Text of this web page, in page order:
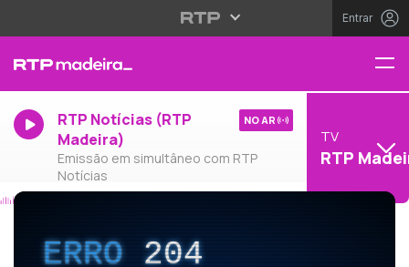
Entrar
RTP Notícias (RTP
Madeira)
Emissão em simultâneo com RTP
Notícias
NO AR
TV
RTP
ERRO204